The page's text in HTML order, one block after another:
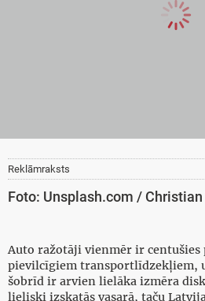
Reklāmraksts
Foto: Unsplash.com /
Auto ražotāji vienmēr ir
pievilcīgiem transportlīdzekļiem,
šobrīd ir arvien lielāka izmēra
lieliski izskatās vasarā, taču